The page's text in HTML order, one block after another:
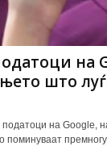
на
што
на Google,
поминуваат